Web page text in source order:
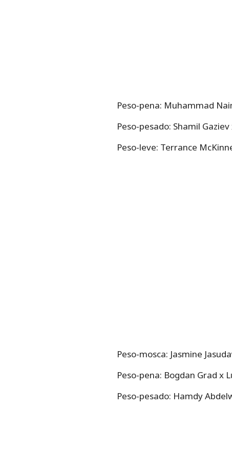
Peso-pena: Muhammad
Peso-pesado: Shamil
Peso-leve: Terrance
Peso-mosca: Jasmine
Peso-pena: Bogdan Grad x
Peso-pesado: Hamdy